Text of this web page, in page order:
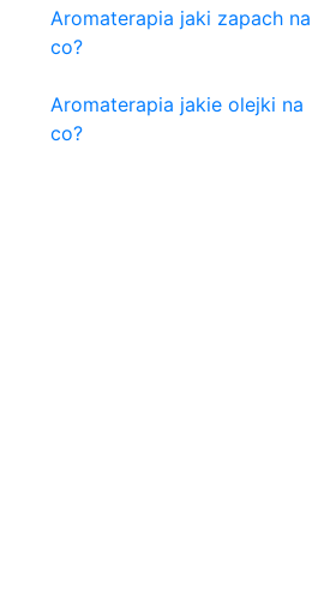
Aromaterapia jaki zapach na
co?
Aromaterapia jakie olejki na
co?